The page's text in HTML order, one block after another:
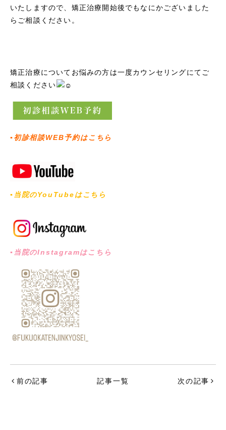
いたしますので、矯正治療開始後でもなにかございました
らご相談ください。
矯正治療についてお悩みの方は一度カウンセリングにてご
相談ください
▪︎初診相談WEB予約はこちら
▪︎当院のYouTubeはこちら
▪︎当院のInstagramはこちら
前の記事 記事一覧 次の記事